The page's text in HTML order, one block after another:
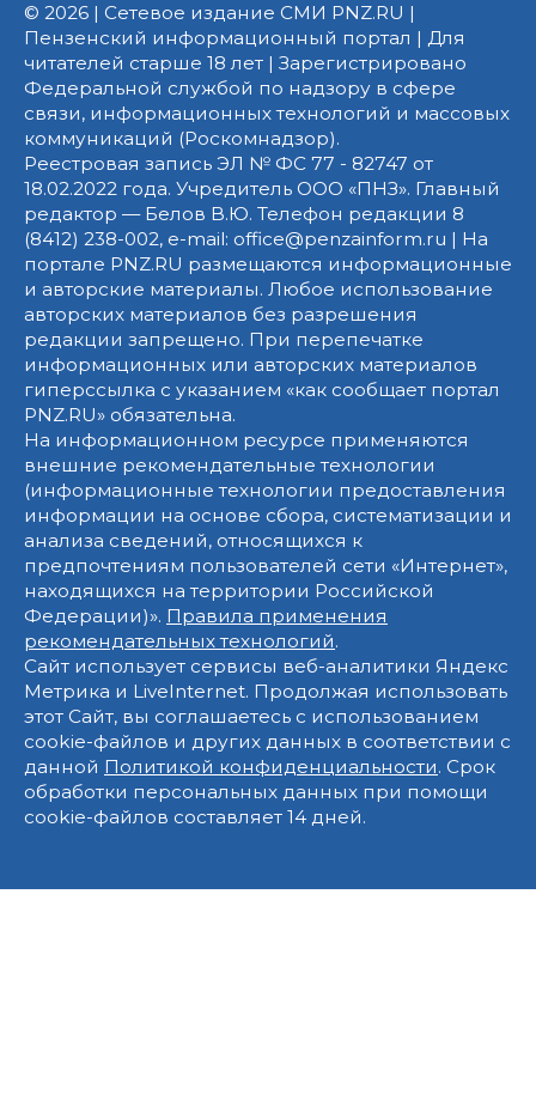
© 2026 | Сетевое издание СМИ PNZ.RU |
Пензенский информационный портал | Для
читателей старше 18 лет | Зарегистрировано
Федеральной службой по надзору в сфере
связи, информационных технологий и массовых
коммуникаций (Роскомнадзор).
Реестровая запись ЭЛ № ФС 77 - 82747 от
18.02.2022 года. Учредитель ООО «ПНЗ». Главный
редактор — Белов В.Ю. Телефон редакции 8
(8412) 238-002, e-mail: office@penzainform.ru | На
портале PNZ.RU размещаются информационные
и авторские материалы. Любое использование
авторских материалов без разрешения
редакции запрещено. При перепечатке
информационных или авторских материалов
гиперссылка с указанием «как сообщает портал
PNZ.RU» обязательна.
На информационном ресурсе применяются
внешние рекомендательные технологии
(информационные технологии предоставления
информации на основе сбора, систематизации и
анализа сведений, относящихся к
предпочтениям пользователей сети «Интернет»,
находящихся на территории Российской
Федерации)». Правила применения
рекомендательных технологий.
Сайт использует сервисы веб-аналитики Яндекс
Метрика и LiveInternet. Продолжая использовать
этот Сайт, вы соглашаетесь с использованием
cookie-файлов и других данных в соответствии с
данной Политикой конфиденциальности. Срок
обработки персональных данных при помощи
cookie-файлов составляет 14 дней.